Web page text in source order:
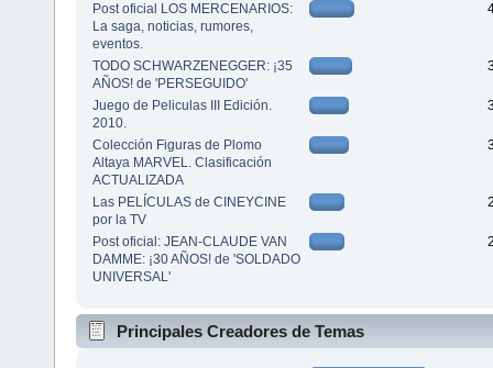
Post oficial LOS MERCENARIOS:
La saga, noticias, rumores,
eventos.
TODO SCHWARZENEGGER: ¡35
AÑOS! de 'PERSEGUIDO'
Juego de Peliculas III Edición.
2010.
Colección Figuras de Plomo
Altaya MARVEL. Clasificación
ACTUALIZADA
Las PELÍCULAS de CINEYCINE
por la TV
Post oficial: JEAN-CLAUDE VAN
DAMME: ¡30 AÑOS! de 'SOLDADO
UNIVERSAL'
Principales Creadores de Temas